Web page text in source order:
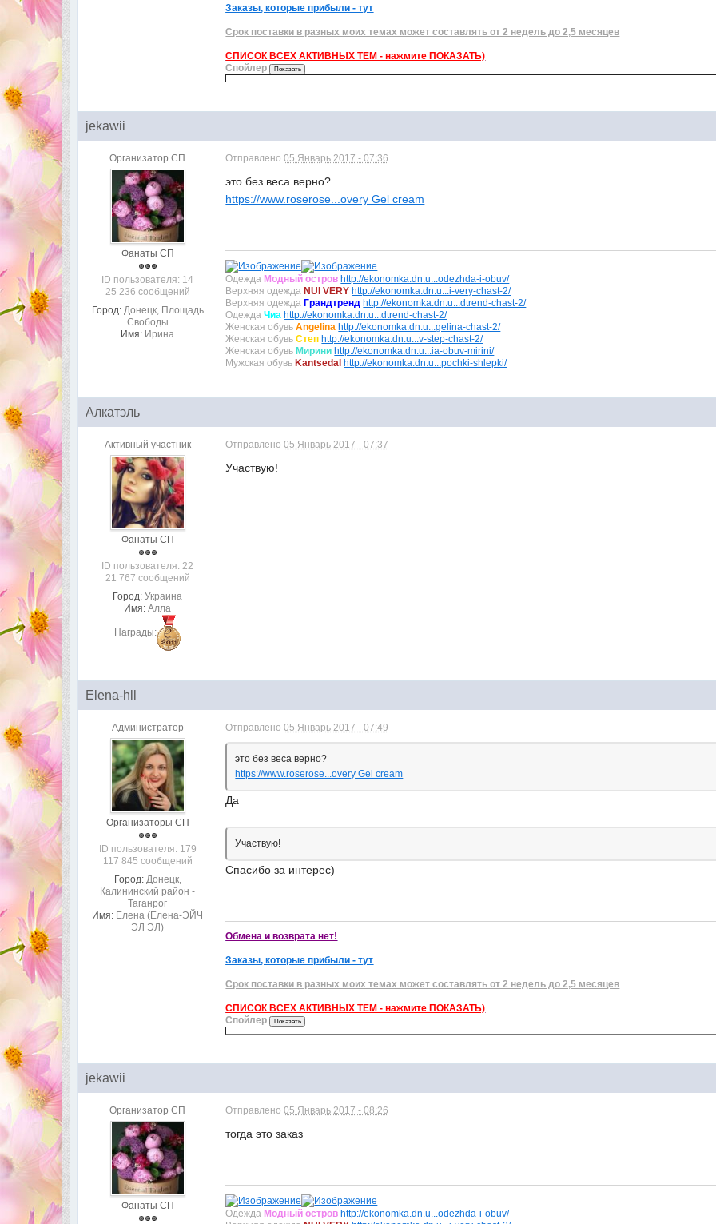
Заказы, которые прибыли - тут
Срок поставки в разных моих темах может составлять от 2 недель до 2,5 месяцев
СПИСОК ВСЕХ АКТИВНЫХ ТЕМ - нажмите ПОКАЗАТЬ)
Спойлер
jekawii
Организатор СП
Фанаты СП
ID пользователя: 14
25 236 сообщений
Город: Донецк, Площадь
Свободы
Имя: Ирина
Отправлено05 Январь 2017 - 07:36
это без веса верно?
https://www.roserose...overy Gel cream
ОдеждаМодный остров http://ekonomka.dn.u...odezhda-i-obuv/
Верхняя одеждаNUI VERYhttp://ekonomka.dn.u...i-very-chast-2/
Верхняя одежда Грандтренд http://ekonomka.dn.u...dtrend-chast-2/
ОдеждаЧиа http://ekonomka.dn.u...dtrend-chast-2/
Женская обувьAngelinahttp://ekonomka.dn.u...gelina-chast-2/
Женская обувьСтеп http://ekonomka.dn.u...v-step-chast-2/
Женская обувьМирини http://ekonomka.dn.u...ia-obuv-mirini/
Мужская обувьKantsedal http://ekonomka.dn.u...pochki-shlepki/
Алкатэль
Активный участник
Фанаты СП
ID пользователя: 22
21 767 сообщений
Город: Украина
Имя: Алла
Награды:
Отправлено05 Январь 2017 - 07:37
Участвую!
Elena-hll
Администратор
Организаторы СП
ID пользователя: 179
117 845 сообщений
Город: Донецк,
Калининский район -
Таганрог
Имя: Елена (Елена-ЭЙЧ
ЭЛ ЭЛ)
Отправлено05 Январь 2017 - 07:49
это без веса верно?
https://www.roserose...overy Gel cream
Да
Участвую!
Спасибо за интерес)
Обмена и возврата нет!
Заказы, которые прибыли - тут
Срок поставки в разных моих темах может составлять от 2 недель до 2,5 месяцев
СПИСОК ВСЕХ АКТИВНЫХ ТЕМ - нажмите ПОКАЗАТЬ)
Спойлер
jekawii
Организатор СП
Фанаты СП
Отправлено05 Январь 2017 - 08:26
тогда это заказ
ОдеждаМодный остров http://ekonomka.dn.u...odezhda-i-obuv/